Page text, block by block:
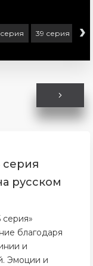
39 серия 40
›
серия
русском
серия»
благодаря
и
Эмоции и